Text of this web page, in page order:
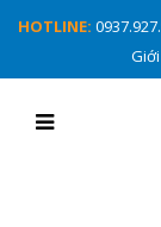
HOTLINE: